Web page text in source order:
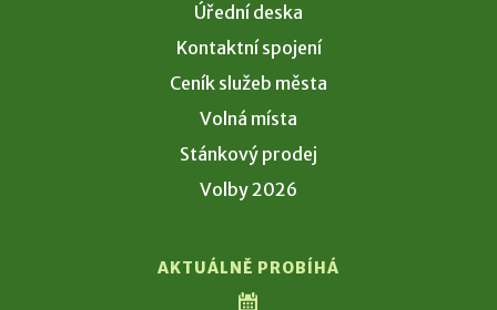
Úřední deska
Kontaktní spojení
Ceník služeb města
Volná místa
Stánkový prodej
Volby 2026
AKTUÁLNĚ PROBÍHÁ